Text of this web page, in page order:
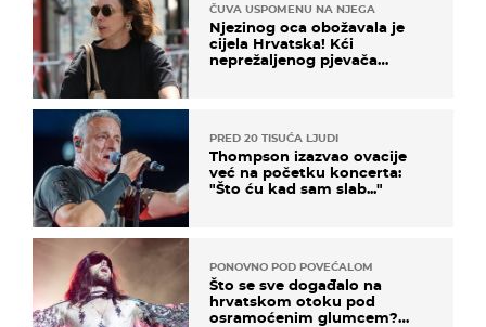
ČUVA USPOMENU NA NJEGA
Njezinog oca obožavala je
cijela Hrvatska! Kći
neprežaljenog pjevača
PRED 20 TISUĆA LJUDI
Thompson izazvao ovacije
već na početku koncerta:
"Što ću kad sam slab..."
PONOVNO POD POVEĆALOM
Što se sve događalo na
hrvatskom otoku pod
osramoćenim glumcem?